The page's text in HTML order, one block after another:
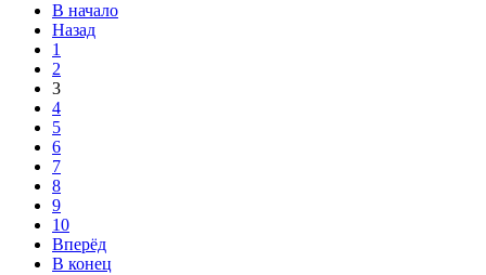
В начало
Назад
1
2
3
4
5
6
7
8
9
10
Вперёд
В конец